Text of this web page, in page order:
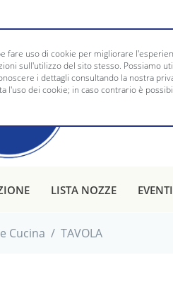
LISTA NOZZE EVENTI
Cucina / TAVOLA
fare uso di cookie per migliorare
sull'utilizzo del sito stesso. Possiamo
i dettagli consultando la nostra
l'uso dei cookie; in caso contrario è